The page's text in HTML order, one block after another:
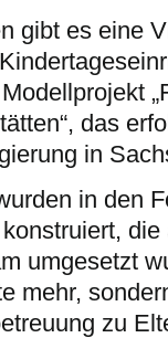
gibt es eine
das
in
in den
umgesetzt
mehr,
zu